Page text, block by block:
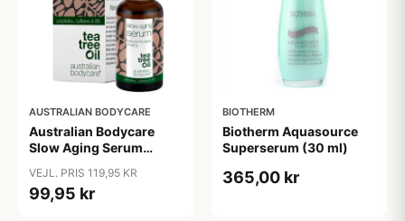
AUSTRALIAN BODYCARE
Australian Bodycare
Slow Aging Serum
(30 ml)
VEJL. PRIS 119,95 KR
99,95 kr
BIOTHERM
Biotherm Aquasource
Superserum (30 ml)
365,00 kr